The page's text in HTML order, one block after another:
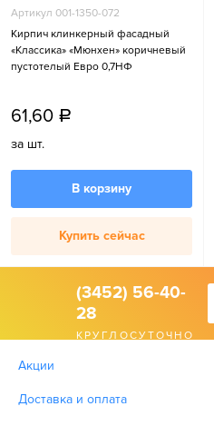
Артикул 001-1350-072
Кирпич клинкерный фасадный
«Классика» «Мюнхен» коричневый
пустотелый Евро 0,7НФ
61,60 a
за шт.
В корзину
Купить сейчас
(3452) 56-40-
28
КРУГЛОСУТОЧНО
Акции
Доставка и оплата